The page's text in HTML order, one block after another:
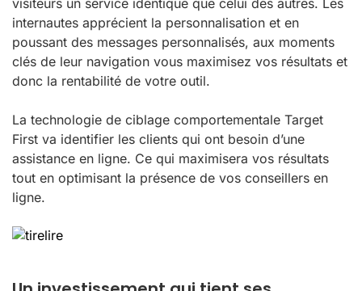
visiteurs un service identique que celui des autres. Les
internautes apprécient la personnalisation et en
poussant des messages personnalisés, aux moments
clés de leur navigation vous maximisez vos résultats et
donc la rentabilité de votre outil.
La technologie de ciblage comportementale Target
First va identifier les clients qui ont besoin d’une
assistance en ligne. Ce qui maximisera vos résultats
tout en optimisant la présence de vos conseillers en
ligne.